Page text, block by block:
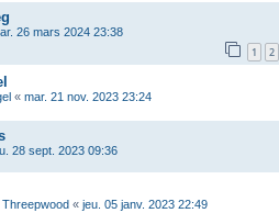
26 mars 2024 23:38
1 2
« mar. 21 nov. 2023 23:24
28 sept. 2023 09:36
Threepwood « jeu. 05 janv. 2023 22:49